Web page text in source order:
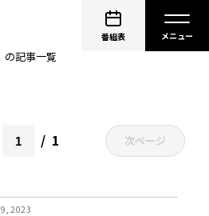
番組表
の記事一覧
1 次ページ
2023